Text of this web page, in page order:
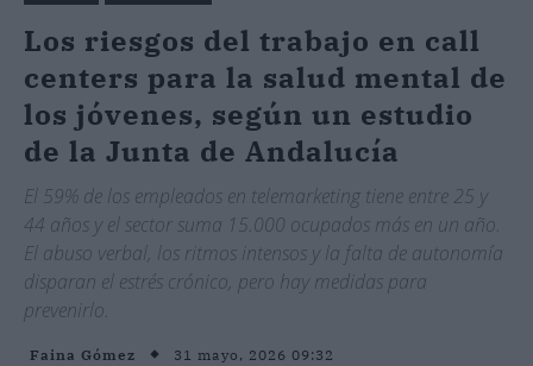
Los riesgos del trabajo en call
centers para la salud mental de
los jóvenes, según un estudio
de la Junta de Andalucía
El 59% de los empleados en telemarketing tiene entre 25 y
44 años y el sector suma 15.000 ocupados más en un año.
El abuso verbal, los ritmos intensos y la falta de autonomía
disparan el estrés crónico, pero hay medidas para
prevenirlo.
Faina Gómez 31 mayo, 2026 09:32